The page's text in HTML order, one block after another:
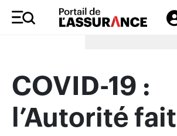
Merci à nos annonceurs
COVID-19 :
l’Autorité